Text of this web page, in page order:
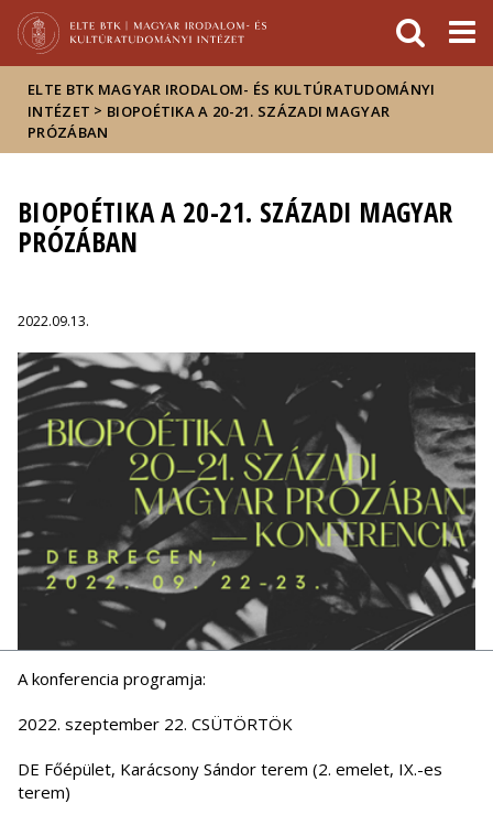
Hírek
Események
ELTE a
sajtóban
ELTE BTK MAGYAR IRODALOM- ÉS KULTÚRATUDOMÁNYI
INTÉZET > BIOPOÉTIKA A 20-21. SZÁZADI MAGYAR
PRÓZÁBAN
BIOPOÉTIKA A 20-21. SZÁZADI MAGYAR
PRÓZÁBAN
2022.09.13.
A konferencia programja:
2022. szeptember 22. CSÜTÖRTÖK
DE Főépület, Karácsony Sándor terem (2. emelet, IX.-es
terem)